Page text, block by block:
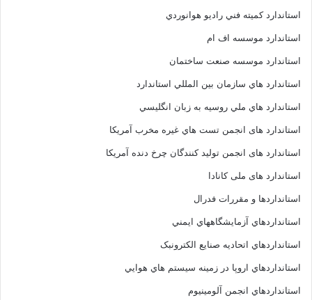
استاندارد کميته فني راديو هوانوردي
استاندارد موسسه اف ام
استاندارد موسسه صنعت ساختمان
استاندارد هاي سازمان بين المللي استاندارد
استاندارد هاي ملي روسيه به زبان انگليسي
استاندارد های انجمن تست هاي غيره مخرب آمريکا
استاندارد های انجمن توليد کنندگان چرخ دنده آمريکا
استاندارد های ملی کانادا
استانداردها و مقررات فدرال
استانداردهاي آزمايشگاههاي ايمني
استانداردهاي اتحاديه صنايع الکترونبک
استانداردهاي اروپا در زمينه سيستم هاي هوايي
استانداردهاي انجمن آلومينيوم